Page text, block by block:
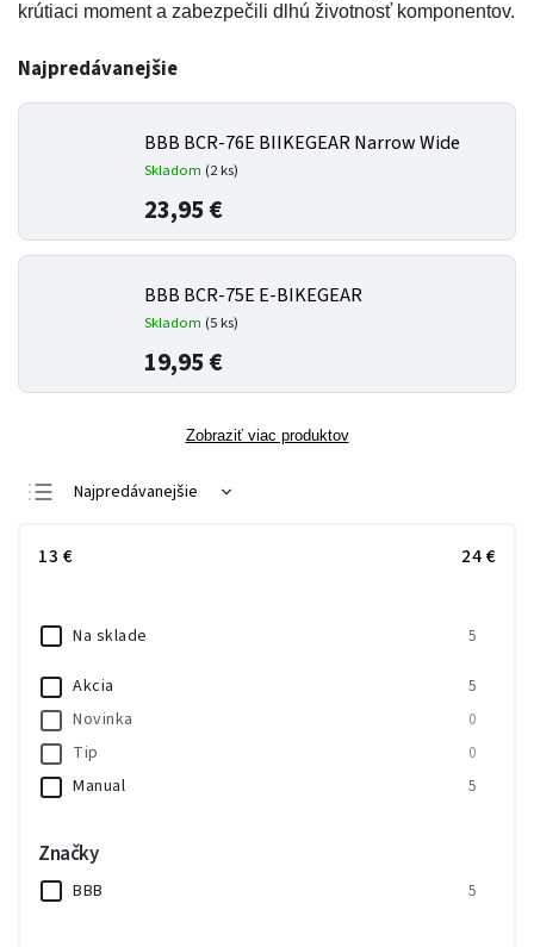
krútiaci moment a zabezpečili dlhú životnosť komponentov.
Najpredávanejšie
BBB BCR-76E BIIKEGEAR Narrow Wide
Skladom (2 ks)
23,95 €
BBB BCR-75E E-BIKEGEAR
Skladom (5 ks)
19,95 €
Zobraziť viac produktov
Najpredávanejšie
13 € 24€
Na sklade 5
Akcia 5
Novinka 0
Tip 0
Manual 5
Značky
BBB 5